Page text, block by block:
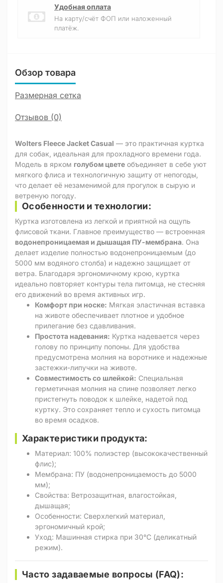
Удобная оплата
На карту/счёт ФОП или наложенный
платёж.
Обзор товара
Размерная сетка
Отзывов (0)
Wolters Fleece Jacket Casual — это практичная куртка
для собак, идеальная для прохладного времени года.
Модель в ярком голубом цвете объединяет в себе уют
мягкого флиса и технологичную защиту от непогоды,
что делает её незаменимой для прогулок в сырую и
ветреную погоду.
Особенности и технологии:
Куртка изготовлена из легкой и приятной на ощупь
флисовой ткани. Главное преимущество — встроенная
водонепроницаемая и дышащая ПУ-мембрана. Она
делает изделие полностью водонепроницаемым (до
5000 мм водяного столба) и надежно защищает от
ветра. Благодаря эргономичному крою, куртка
идеально повторяет контуры тела питомца, не стесняя
его движений во время активных игр.
Комфорт при носке: Мягкая эластичная вставка
на животе обеспечивает плотное и удобное
прилегание без сдавливания.
Простота надевания: Куртка надевается через
голову по принципу попоны. Для удобства
предусмотрена молния на воротнике и надежные
застежки-липучки на животе.
Совместимость со шлейкой: Специальная
герметичная молния на спине позволяет легко
пристегнуть поводок к шлейке, надетой под
куртку. Это сохраняет тепло и сухость питомца
во время осадков.
Характеристики продукта:
Материал: 100% полиэстер (высококачественный
флис);
Мембрана: ПУ (водонепроницаемость до 5000
мм);
Свойства: Ветрозащитная, влагостойкая,
дышащая;
Особенности: Сверхлегкий материал,
эргономичный крой;
Уход: Машинная стирка при 30°C (деликатный
режим).
Часто задаваемые вопросы (FAQ):